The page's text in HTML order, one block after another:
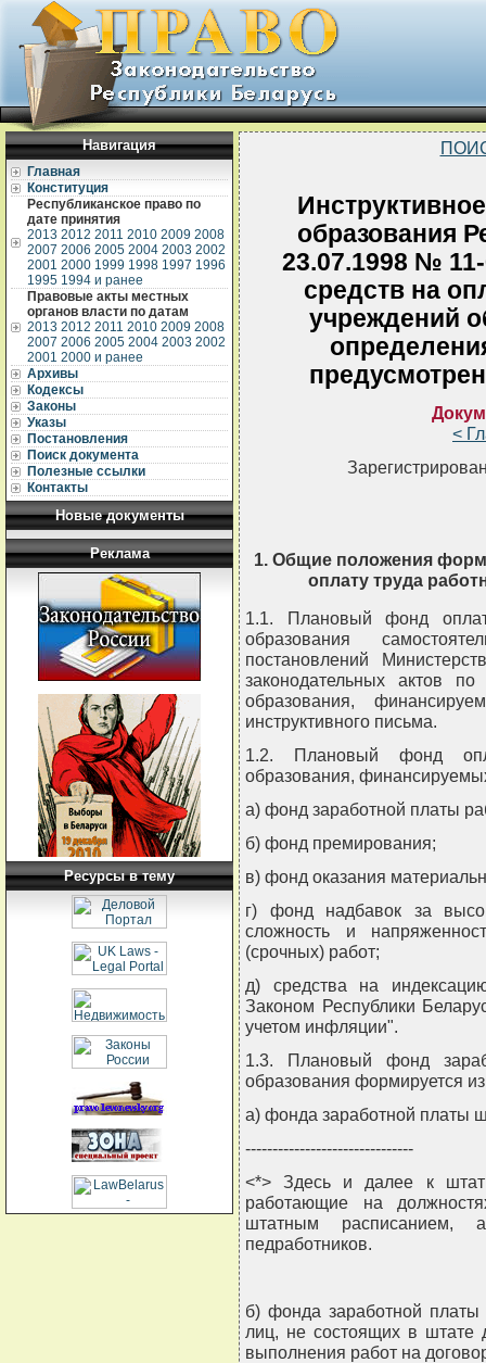
Навигация
Главная
Конституция
Республиканское право по
дате принятия
2013 2012 2011 2010 2009 2008
2007 2006 2005 2004 2003 2002
2001 2000 1999 1998 1997 1996
1995 1994 и ранее
Правовые акты местных
органов власти по датам
2013 2012 2011 2010 2009 2008
2007 2006 2005 2004 2003 2002
2001 2000 и ранее
Архивы
Кодексы
Законы
Указы
Постановления
Поиск документа
Полезные ссылки
Контакты
Новые документы
Реклама
Ресурсы в тему
образования
23.07.1998 №
средств на
учреждений
<
1. Общие положения
оплату труда
1.1. Плановый фонд
образования
постановлений
законодательных актов
образования,
инструктивного письма.
1.2. Плановый фонд
образования,
а) фонд заработной платы
б) фонд премирования;
в) фонд оказания
г) фонд надбавок за
сложность и
(срочных) работ;
д) средства на
Законом Республики
учетом инфляции".
1.3. Плановый фонд
образования формируется
а) фонда заработной платы
-------------------------------
<*> Здесь и далее к
работающие на
штатным расписанием,
педработников.
б) фонда заработной платы
лиц, не состоящих в штате
выполнения работ на